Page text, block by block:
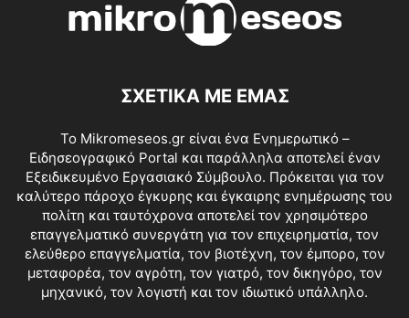
ΣΧΕΤΙΚΑ ΜΕ ΕΜΑΣ
Το Mikromeseos.gr είναι ένα Ενημερωτικό –
Ειδησεογραφικό Portal και παράλληλα αποτελεί έναν
Εξειδικευμένο Εργασιακό Σύμβουλο. Πρόκειται για τον
καλύτερο πάροχο έγκυρης και έγκαιρης ενημέρωσης του
πολίτη και ταυτόχρονα αποτελεί τον χρησιμότερο
επαγγελματικό συνεργάτη για τον επιχειρηματία, τον
ελεύθερο επαγγελματία, τον βιοτέχνη, τον έμπορο, τον
μεταφορέα, τον αγρότη, τον γιατρό, τον δικηγόρο, τον
μηχανικό, τον λογιστή και τον ιδιωτικό υπάλληλο.